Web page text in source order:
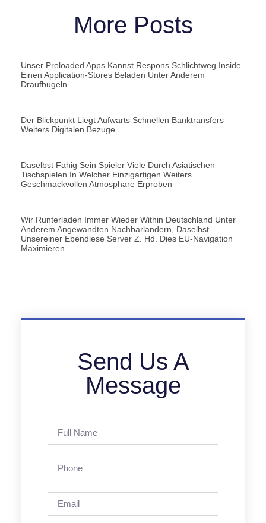
More Posts
Unser Preloaded Apps Kannst Respons Schlichtweg Inside
Einen Application-Stores Beladen Unter Anderem
Draufbugeln
Der Blickpunkt Liegt Aufwarts Schnellen Banktransfers
Weiters Digitalen Bezuge
Daselbst Fahig Sein Spieler Viele Durch Asiatischen
Tischspielen In Welcher Einzigartigen Weiters
Geschmackvollen Atmosphare Erproben
Wir Runterladen Immer Wieder Within Deutschland Unter
Anderem Angewandten Nachbarlandern, Daselbst
Unsereiner Ebendiese Server Z. Hd. Dies EU-Navigation
Maximieren
Send Us A
Message